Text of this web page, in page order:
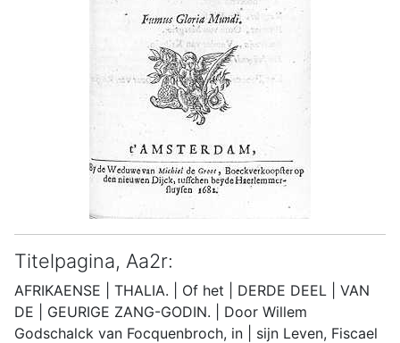
Titelpagina, Aa2r:
AFRIKAENSE | THALIA. | Of het | DERDE DEEL | VAN
DE | GEURIGE ZANG-GODIN. | Door Willem
Godschalck van Focquenbroch, in | sijn Leven, Fiscael